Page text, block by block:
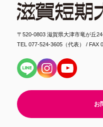
〒520-0803 滋賀県大津市竜が丘
TEL 077-524-3605（代表） / FAX
お